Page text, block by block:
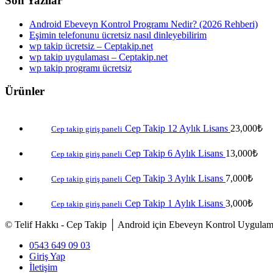
Android Ebeveyn Kontrol Programı Nedir? (2026 Rehberi)
Eşimin telefonunu ücretsiz nasıl dinleyebilirim
wp takip ücretsiz – Ceptakip.net
wp takip uygulaması – Ceptakip.net
wp takip programı ücretsiz
Ürünler
Cep takip giriş paneli Cep Takip 12 Aylık Lisans 23,000₺
Cep takip giriş paneli Cep Takip 6 Aylık Lisans 13,000₺
Cep takip giriş paneli Cep Takip 3 Aylık Lisans 7,000₺
Cep takip giriş paneli Cep Takip 1 Aylık Lisans 3,000₺
© Telif Hakkı - Cep Takip │ Android için Ebeveyn Kontrol
0543 649 09 03
Giriş Yap
İletişim